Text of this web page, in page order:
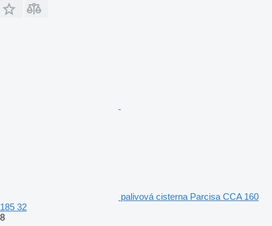
palivová cisterna Parcisa CCA 160
185 32
8